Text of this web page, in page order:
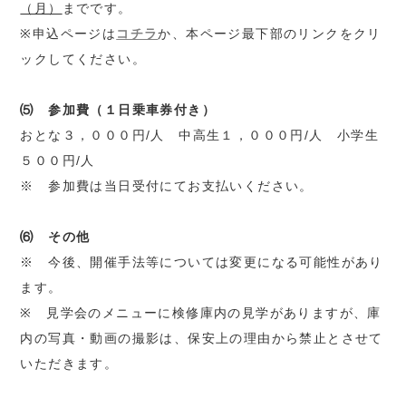
（月）
までです。
※申込ページは コチラか、本ページ最下部のリンクをクリ
ックしてください。
⑸ 参加費（１日乗車券付き）
おとな３，０００円/人 中高生１，０００円/人 小学生
５００円/人
※ 参加費は当日受付にてお支払いください。
⑹ その他
※ 今後、開催手法等については変更になる可能性があり
ます。
※ 見学会のメニューに検修庫内の見学がありますが、庫
内の写真・動画の撮影は、保安上の理由から禁止とさせて
いただきます。